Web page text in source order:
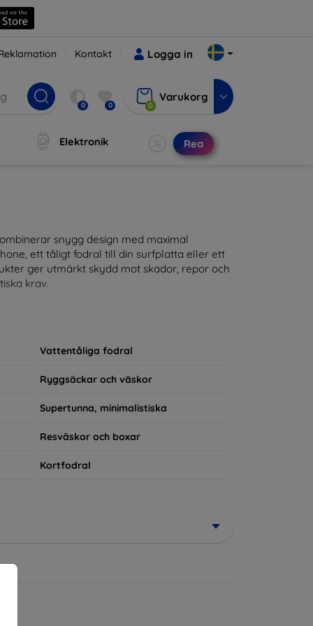
Kontakt Logga in
0 0 0
Varukorg
Elektronik Rea
snygg design med maximal
ett tåligt fodral till din surfplatta eller ett
ger utmärkt skydd mot skador, repor och
krav.
del av din vardagsoutfit. För teknikälskare
Vattentåliga fodral
Ryggsäckar och väskor
Supertunna, minimalistiska
Resväskor och boxar
Kortfodral